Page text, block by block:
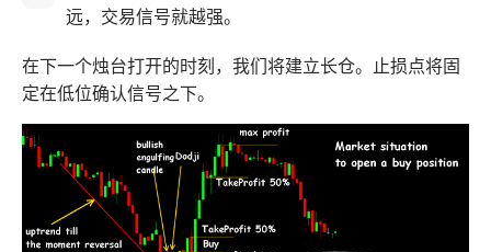
远，交易信号就越强。
在下一个烛台打开的时刻，我们将建立长仓。止损点将固
定在低位确认信号之下。